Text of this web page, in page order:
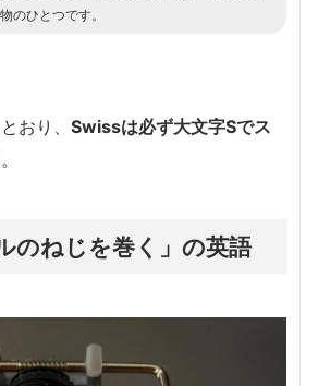
のひとつです。
おり、 Swissは必ず大文字Sでス
のねじを巻く」の英語